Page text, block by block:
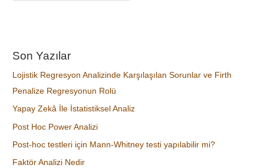
Son Yazılar
Lojistik Regresyon Analizinde Karşılaşılan Sorunlar ve Firth
Penalize Regresyonun Rolü
Yapay Zekâ İle İstatistiksel Analiz
Post Hoc Power Analizi
Post-hoc testleri için Mann-Whitney testi yapılabilir mi?
Faktör Analizi Nedir